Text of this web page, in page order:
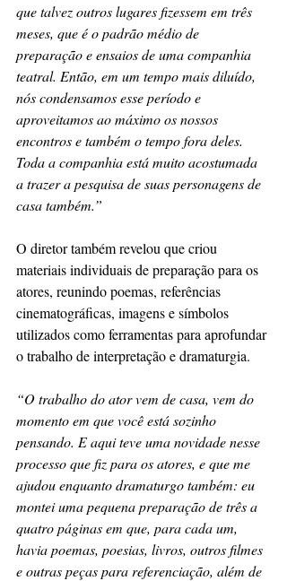
que talvez outros lugares fizessem em três
meses, que é o padrão médio de
preparação e ensaios de uma companhia
teatral. Então, em um tempo mais diluído,
nós condensamos esse período e
aproveitamos ao máximo os nossos
encontros e também o tempo fora deles.
Toda a companhia está muito acostumada
a trazer a pesquisa de suas personagens de
casa também.”
O diretor também revelou que criou
materiais individuais de preparação para os
atores, reunindo poemas, referências
cinematográficas, imagens e símbolos
utilizados como ferramentas para aprofundar
o trabalho de interpretação e dramaturgia.
“O trabalho do ator vem de casa, vem do
momento em que você está sozinho
pensando. E aqui teve uma novidade nesse
processo que fiz para os atores, e que me
ajudou enquanto dramaturgo também: eu
montei uma pequena preparação de três a
quatro páginas em que, para cada um,
havia poemas, poesias, livros, outros filmes
e outras peças para referenciação, além de